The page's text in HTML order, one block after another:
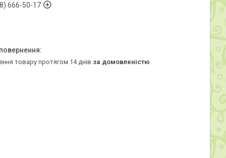
666-50-17
товару протягом 14 днів за домовленістю